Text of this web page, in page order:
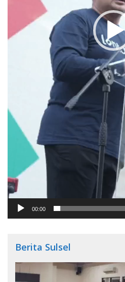
00:00
Berita Sulsel